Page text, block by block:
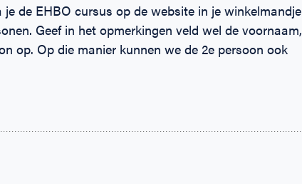
de EHBO cursus op de website in je winkelmandje
Geef in het opmerkingen veld wel de voornaam,
op. Op die manier kunnen we de 2e persoon ook